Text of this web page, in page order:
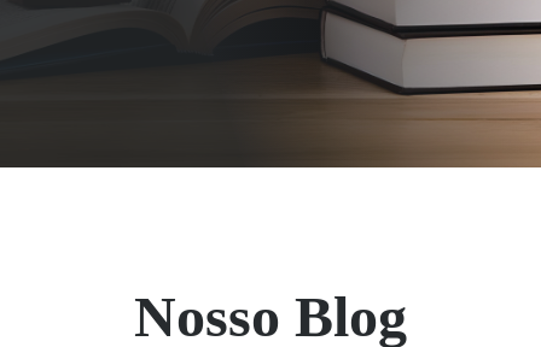
Nosso Blog